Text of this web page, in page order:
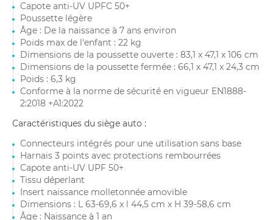
Capote anti-UV UPFC 50+
Poussette légère
Âge : De la naissance à 7 ans environ
Poids max de l'enfant : 22 kg
Dimensions de la poussette ouverte : 83,1 x 47,1 x 106 cm
Dimensions de la poussette fermée : 66,1 x 47,1 x 24,3 cm
Poids : 6,3 kg
Conforme à la norme de sécurité en vigueur EN1888-
2:2018 +A1:2022
Caractéristiques du siège auto :
Connecteurs intégrés pour une utilisation sans base
Harnais 3 points avec protections rembourrées
Capote anti-UV UPF 50+
Tissu déperlant
Insert naissance molletonnée amovible
Dimensions : L 63-69,6 x l 44,5 cm x H 39-58,6 cm
Âge : Naissance à 1 an